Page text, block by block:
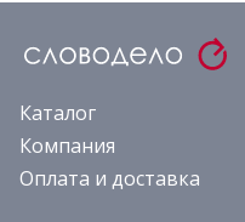
Каталог
Компания
Оплата и доставка